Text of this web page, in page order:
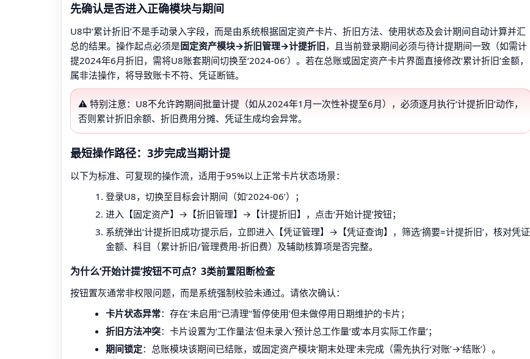
先确认是否进入正确模块与期间
U8中‘累计折旧’不是手动录入字段，而是由系统根据固定资产卡片、折旧方法、使用状态及会计期间自动计算并汇
总的结果。操作起点必须是固定资产模块→折旧管理→计提折旧，且当前登录期间必须与待计提期间一致（如需计
提2024年6月折旧，需将U8账套期间切换至‘2024-06’）。若在总账或固定资产卡片界面直接修改‘累计折旧’金额，
属非法操作，将导致账卡不符、凭证断链。
⚠️ 特别注意：U8不允许跨期间批量计提（如从2024年1月一次性补提至6月），必须逐月执行‘计提折旧’动作，
否则累计折旧余额、折旧费用分摊、凭证生成均会异常。
最短操作路径：3步完成当期计提
以下为标准、可复现的操作流，适用于95%以上正常卡片状态场景：
登录U8，切换至目标会计期间（如‘2024-06’）；
进入【固定资产】→【折旧管理】→【计提折旧】，点击‘开始计提’按钮；
系统弹出‘计提折旧成功’提示后，立即进入【凭证管理】→【凭证查询】，筛选‘摘要=计提折旧’，核对凭证
金额、科目（累计折旧/管理费用-折旧费）及辅助核算项是否完整。
为什么‘开始计提’按钮不可点？3类前置阻断检查
按钮置灰通常非权限问题，而是系统强制校验未通过。请依次确认：
卡片状态异常：存在‘未启用’‘已清理’‘暂停使用’但未做停用日期维护的卡片；
折旧方法冲突：卡片设置为‘工作量法’但未录入‘预计总工作量’或‘本月实际工作量’；
期间锁定：总账模块该期间已结账，或固定资产模块‘期末处理’未完成（需先执行‘对账’→‘结账’）。